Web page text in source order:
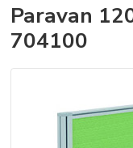
Paravan
704100